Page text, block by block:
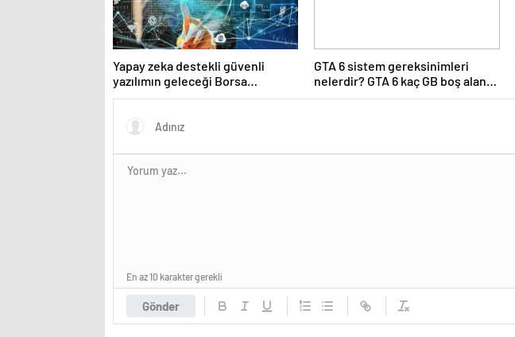
Yapay zeka destekli güvenli
yazılımın geleceği Borsa
İstanbul’da tartışılacak
GTA 6 sistem gereksinimleri
nelerdir? GTA 6 kaç GB boş alan
istiyor?
Gönder
En az 10 karakter gerekli